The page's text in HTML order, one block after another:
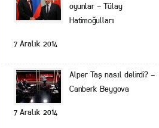
oyunlar – Tülay
Hatimoğulları
7 Aralık 2014
Alper Taş nasıl delirdi? –
Canberk Beygova
7 Aralık 2014